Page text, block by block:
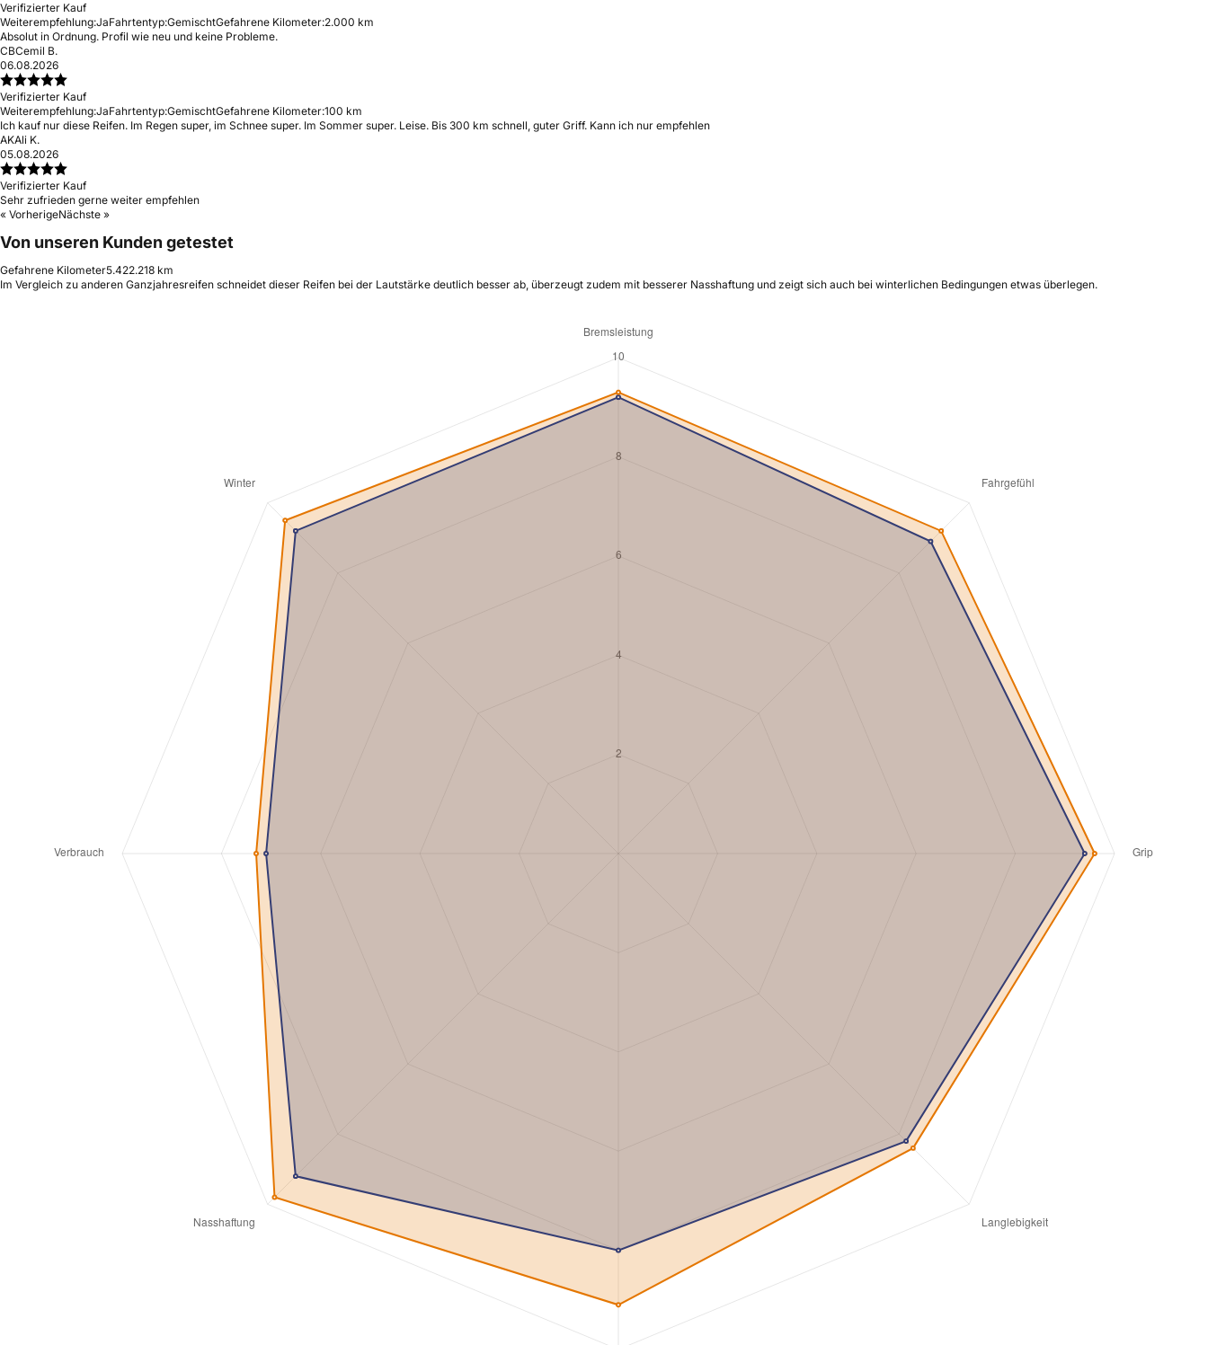
Verifizierter Kauf
Weiterempfehlung:JaFahrtentyp:GemischtGefahrene Kilometer:2.000 km
Absolut in Ordnung. Profil wie neu und keine Probleme.
CBCemil B.
06.08.2026
Verifizierter Kauf
Weiterempfehlung:JaFahrtentyp:GemischtGefahrene Kilometer:100 km
Ich kauf nur diese Reifen. Im Regen super, im Schnee super. Im Sommer super. Leise. Bis 300 km schnell, guter Griff. Kann ich nur empfehlen
AKAli K.
05.08.2026
Verifizierter Kauf
Sehr zufrieden gerne weiter empfehlen
« VorherigeNächste »
Von unseren Kunden getestet
Gefahrene Kilometer5.422.218 km
Im Vergleich zu anderen Ganzjahresreifen schneidet dieser Reifen bei der Lautstärke deutlich besser ab, überzeugt zudem mit besserer Nasshaftung und zeigt sich auch bei winterlichen Bedingungen etwas überlegen.